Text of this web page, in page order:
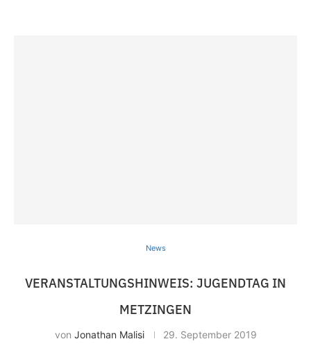
News
VERANSTALTUNGS­HINWEIS: JUGENDTAG IN
METZINGEN
von Jonathan Malisi 29. September 2019